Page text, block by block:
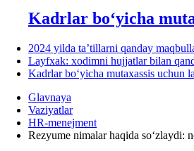
Kadrlar boʻyicha
2024 yilda ta’tillarni qanday
Layfхak: хodimni hujjatlar bilan
Kadrlar boʻyicha mutaхassis uchun
Glavnaya
Vaziyatlar
HR-menejment
Rezyume nimalar haqida soʻzlaydi: